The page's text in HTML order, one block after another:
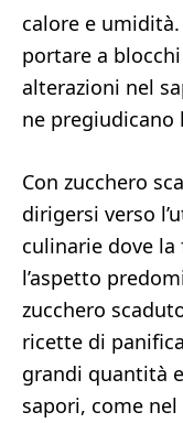
calore e
portare a
alterazioni nel
ne pregiudicano
Con zucchero
dirigersi verso
culinarie dove la
l’aspetto
zucchero
ricette di
grandi quantità
sapori, come